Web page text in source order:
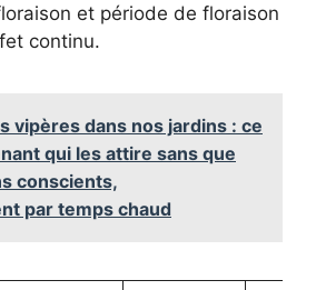
et période de floraison
continu.
vipères dans nos jardins : ce
qui les attire sans que
conscients,
par temps chaud